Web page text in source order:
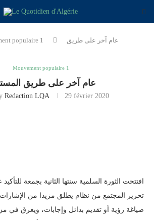
populaire 1
عام آخر على طريق
Mouvement populaire 1
عام آخر على طريق
Redaction LQA 29 février 2020
افتتحت الثورة السلمية سنتها الثانية بجمعة
تحرير المجتمع من نظام يطلق مزيدا من
صياغة رؤية أو تقديم بدائل وإجابات، ويغرق في